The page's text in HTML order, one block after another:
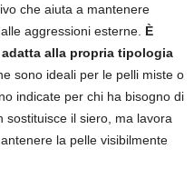
che aiuta a mantenere
aggressioni esterne. È
alla propria tipologia
sono ideali per le pelli miste o
indicate per chi ha bisogno di
sostituisce il siero, ma lavora
la pelle visibilmente